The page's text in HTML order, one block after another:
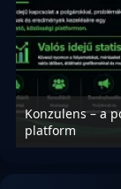
Konzulens – a
platform